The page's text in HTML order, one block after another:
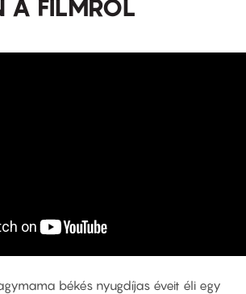
A FILMRŐL
békés nyugdíjas éveit éli egy